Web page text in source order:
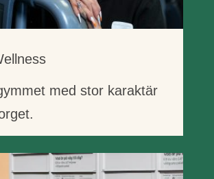
med stor karaktär